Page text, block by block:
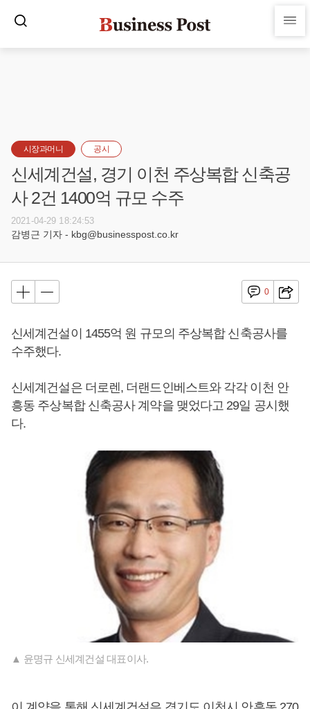
시장과머니 공시
신세계건설, 경기 이천 주상복합 신축공
사 2건 1400억 규모 수주
2021-04-29 18:24:53
감병근 기자 - kbg@businesspost.co.kr
0
신세계건설이 1455억 원 규모의 주상복합 신축공사를
수주했다.
신세계건설은 더로렌, 더랜드인베스트와 각각 이천 안
흥동 주상복합 신축공사 계약을 맺었다고 29일 공시했
다.
▲ 윤명규 신세계건설 대표이사.